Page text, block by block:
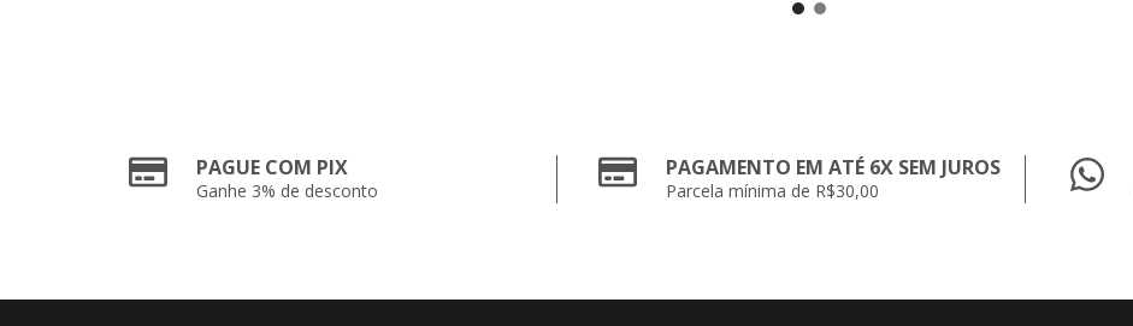
PAGUE COM PIX
Ganhe 3% de desconto
PAGAMENTO EM ATÉ 6X SEM JUROS
Parcela mínima de R$30,00